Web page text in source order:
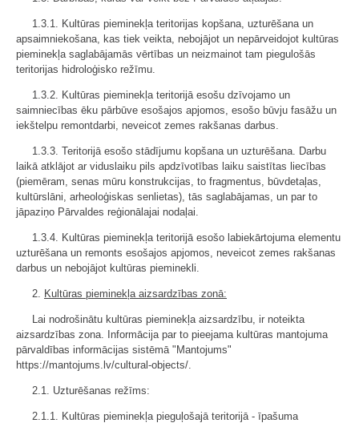
1.3.1. Kultūras pieminekļa teritorijas kopšana, uzturēšana un
apsaimniekošana, kas tiek veikta, nebojājot un nepārveidojot kultūras
pieminekļa saglabājamās vērtības un neizmainot tam piegulošās
teritorijas hidroloģisko režīmu.
1.3.2. Kultūras pieminekļa teritorijā esošu dzīvojamo un
saimniecības ēku pārbūve esošajos apjomos, esošo būvju fasāžu un
iekštelpu remontdarbi, neveicot zemes rakšanas darbus.
1.3.3. Teritorijā esošo stādījumu kopšana un uzturēšana. Darbu
laikā atklājot ar viduslaiku pils apdzīvotības laiku saistītas liecības
(piemēram, senas mūru konstrukcijas, to fragmentus, būvdetaļas,
kultūrslāni, arheoloģiskas senlietas), tās saglabājamas, un par to
jāpaziņo Pārvaldes reģionālajai nodaļai.
1.3.4. Kultūras pieminekļa teritorijā esošo labiekārtojuma elementu
uzturēšana un remonts esošajos apjomos, neveicot zemes rakšanas
darbus un nebojājot kultūras pieminekli.
2. Kultūras pieminekļa aizsardzības zonā:
Lai nodrošinātu kultūras pieminekļa aizsardzību, ir noteikta
aizsardzības zona. Informācija par to pieejama kultūras mantojuma
pārvaldības informācijas sistēmā "Mantojums"
https://mantojums.lv/cultural-objects/.
2.1. Uzturēšanas režīms:
2.1.1. Kultūras pieminekļa pieguļošajā teritorijā - īpašuma